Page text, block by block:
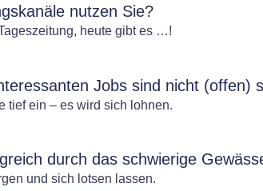
nutzen Sie?
heute gibt es …!
Jobs sind nicht (offen)
tief ein – es wird sich lohnen.
durch das schwierige
und sich lotsen lassen.